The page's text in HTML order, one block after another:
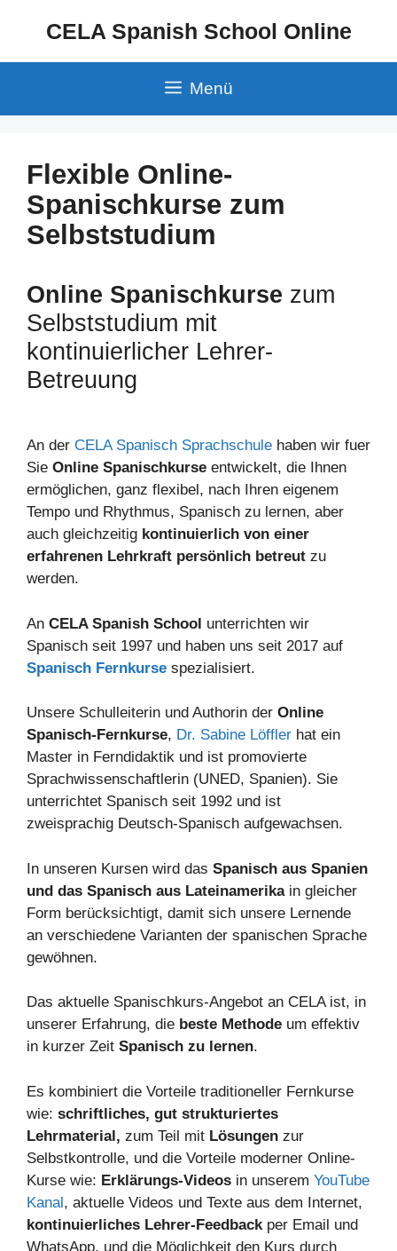
CELA Spanish School Online
Menü
Flexible Online-
Spanischkurse zum
Selbststudium
Online Spanischkurse zum
Selbststudium mit
kontinuierlicher Lehrer-
Betreuung
An der CELA Spanisch Sprachschule haben wir fuer
Sie Online Spanischkurse entwickelt, die Ihnen
ermöglichen, ganz flexibel, nach Ihren eigenem
Tempo und Rhythmus, Spanisch zu lernen, aber
auch gleichzeitig kontinuierlich von einer
erfahrenen Lehrkraft persönlich betreut zu
werden.
An CELA Spanish School unterrichten wir
Spanisch seit 1997 und haben uns seit 2017 auf
Spanisch Fernkurse spezialisiert.
Unsere Schulleiterin und Authorin der Online
Spanisch-Fernkurse, Dr. Sabine Löffler hat ein
Master in Ferndidaktik und ist promovierte
Sprachwissenschaftlerin (UNED, Spanien). Sie
unterrichtet Spanisch seit 1992 und ist
zweisprachig Deutsch-Spanisch aufgewachsen.
In unseren Kursen wird das Spanisch aus Spanien
und das Spanisch aus Lateinamerikain gleicher
Form berücksichtigt, damit sich unsere Lernende
an verschiedene Varianten der spanischen Sprache
gewöhnen.
Das aktuelle Spanischkurs-Angebot an CELA ist, in
unserer Erfahrung, die beste Methode um effektiv
in kurzer Zeit Spanisch zu lernen.
Es kombiniert die Vorteile traditioneller Fernkurse
wie: schriftliches, gut strukturiertes
Lehrmaterial, zum Teil mit Lösungen zur
Selbstkontrolle, und die Vorteile moderner Online-
Kurse wie: Erklärungs-Videos in unserem YouTube
Kanal, aktuelle Videos und Texte aus dem Internet,
kontinuierliches Lehrer-Feedback per Email und
WhatsApp, und die Möglichkeit den Kurs durch